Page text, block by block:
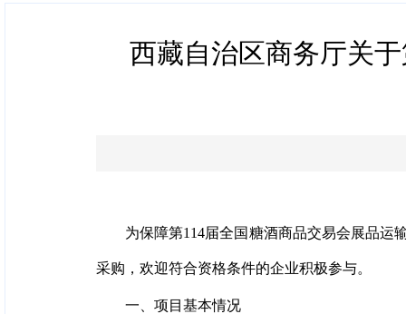
西藏自治区商务厅关
为保障第114届全国糖酒商品交易会展品运
采购，欢迎符合资格条件的企业积极参与。
一、项目基本情况